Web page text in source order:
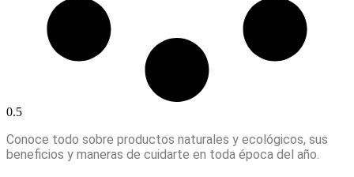
Conoce todo sobre productos naturales y ecológicos, sus
beneficios y maneras de cuidarte en toda época del año.